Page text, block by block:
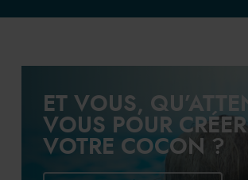
ET VOUS,
VOUS POUR CRÉER
VOTRE COCON ?